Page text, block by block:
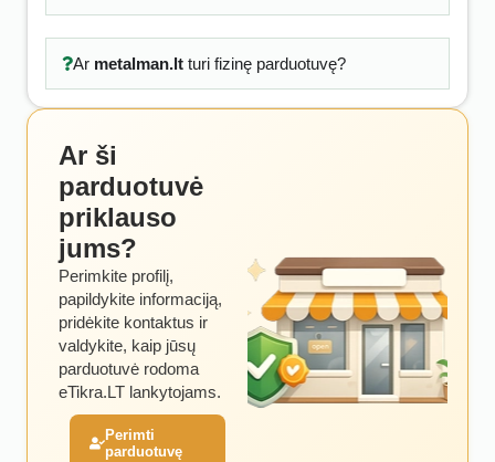
Ar metalman.ltturi fizinę parduotuvę?
Ar ši
parduotuvė
priklauso
jums?
Perimkite profilį,
papildykite informaciją,
pridėkite kontaktus ir
valdykite, kaip jūsų
parduotuvė rodoma
eTikra.LT lankytojams.
Perimti
parduotuvę